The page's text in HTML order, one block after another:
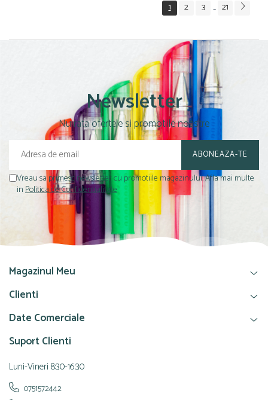
1 2 3 ... 21
Newsletter
Nu rata ofertele si promotiile noastre
Vreau sa primesc newsletter cu promotiile magazinului. Afla mai multe
inPolitica de Confidentialitate
Magazinul Meu
Clienti
Date Comerciale
Suport Clienti
Luni-Vineri 8:30-16:30
0751572442